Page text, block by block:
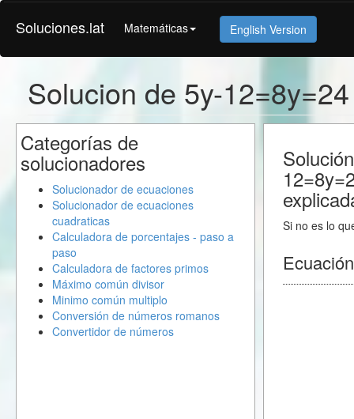
Soluciones.lat Matemáticas English Version
Solucion de 5y-12=8y=24
Si no es lo
Categorías de
solucionadores
Solucionador de ecuaciones
Solucionador de ecuaciones
cuadraticas
Calculadora de porcentajes - paso a
paso
Calculadora de factores primos
Máximo común divisor
Minimo común multiplo
Conversión de números romanos
Convertidor de números